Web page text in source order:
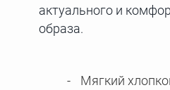
актуального и
образа.
Мягкий